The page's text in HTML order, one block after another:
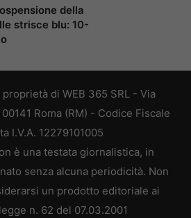
della
strisce blu: 10-
di WEB 365 SRL - Via
Roma (RM) - Codice Fiscale
I.V.A. 12279101005
è una testata giornalistica, in
senza alcuna periodicità. Non
un prodotto editoriale ai
n. 62 del 07.03.2001